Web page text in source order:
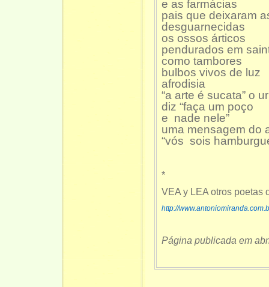
e as farmácias
pais que deixaram
desguarnecidas
os ossos árticos
pendurados em
como tambores
bulbos vivos de luz
afrodisia
“a arte é sucata” o
diz “faça um poço
e nade nele”
uma mensagem do
“vós sois
*
VEA y LEA otros poetas
http://
Página publicada em